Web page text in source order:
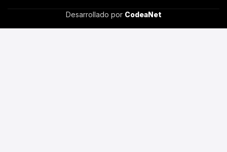
Desarrollado por CodeaNet